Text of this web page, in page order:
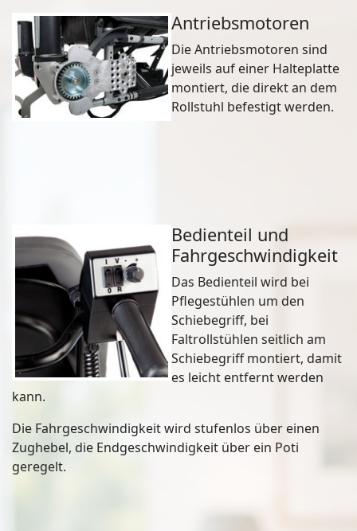
Antriebsmotoren
Die Antriebsmotoren sind
jeweils auf einer Halteplatte
montiert, die direkt an dem
Rollstuhl befestigt werden.
Bedienteil und
Fahrgeschwindigkeit
Das Bedienteil wird bei
Pflegestühlen um den
Schiebegriff, bei
Faltrollstühlen seitlich am
Schiebegriff montiert, damit
es leicht entfernt werden
kann.
Die Fahrgeschwindigkeit wird stufenlos über einen
Zughebel, die Endgeschwindigkeit über ein Poti
geregelt.